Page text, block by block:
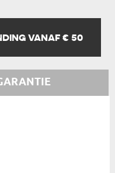
VANAF € 50